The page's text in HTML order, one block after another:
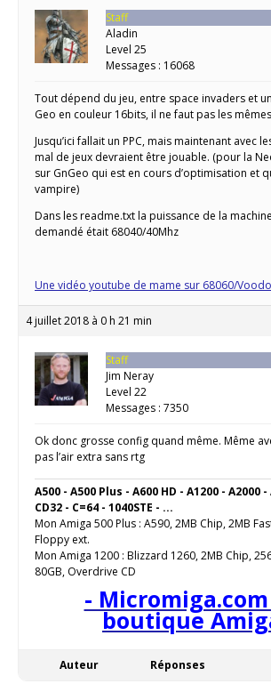
Staff
Aladin
Level 25
Messages : 16068
Tout dépend du jeu, entre space invaders et
Geo en couleur 16bits, il ne faut pas les
Jusqu’ici fallait un PPC, mais maintenant avec
mal de jeux devraient être jouable. (pour la
sur GnGeo qui est en cours d’optimisation et
vampire)
Dans les readme.txt la puissance de la
demandé était 68040/40Mhz
Une vidéo youtube de mame sur 68060/
4 juillet 2018 à 0 h 21 min
Staff
Jim Neray
Level 22
Messages : 7350
Ok donc grosse config quand même. Même
pas l’air extra sans rtg
A500 - A500 Plus - A600 HD - A1200 - A2000 -
CD32 - C=64 - 1040STE - ...
Mon Amiga 500 Plus : A590, 2MB Chip, 2MB
Floppy ext.
Mon Amiga 1200 : Blizzard 1260, 2MB Chip,
80GB, Overdrive CD
- Micromiga.com
boutique
Auteur Réponses